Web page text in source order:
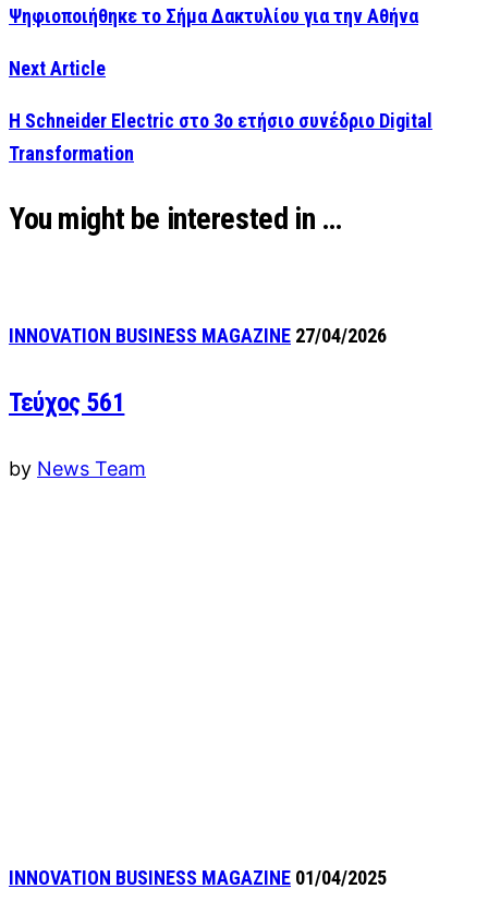
Ψηφιοποιήθηκε το Σήμα Δακτυλίου για την Αθήνα
Next Article
Η Schneider Electric στο 3ο ετήσιο συνέδριο Digital
Transformation
You might be interested in …
INNOVATION BUSINESS MAGAZINE 27/04/2026
Τεύχος 561
by News Team
INNOVATION BUSINESS MAGAZINE 01/04/2025